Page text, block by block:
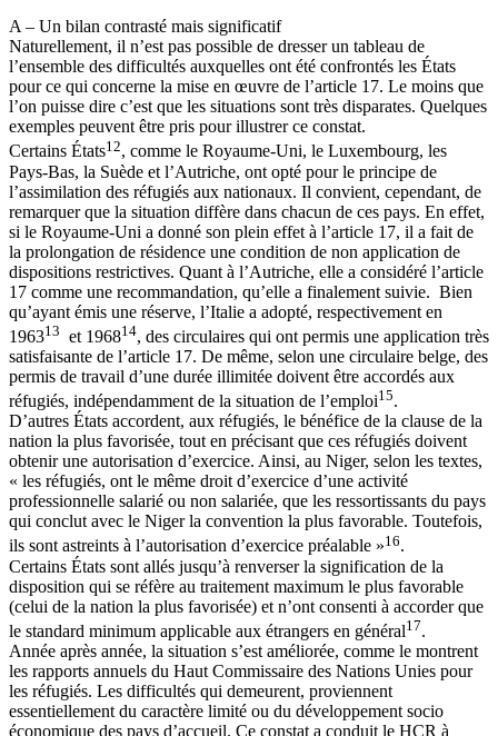
A – Un bilan contrasté mais significatif
Naturellement, il n’est pas possible de dresser un tableau de
l’ensemble des difficultés auxquelles ont été confrontés les États
pour ce qui concerne la mise en œuvre de l’article 17. Le moins que
l’on puisse dire c’est que les situations sont très disparates. Quelques
exemples peuvent être pris pour illustrer ce constat.
Certains États12, comme le Royaume-Uni, le Luxembourg, les
Pays-Bas, la Suède et l’Autriche, ont opté pour le principe de
l’assimilation des réfugiés aux nationaux. Il convient, cependant, de
remarquer que la situation diffère dans chacun de ces pays. En effet,
si le Royaume-Uni a donné son plein effet à l’article 17, il a fait de
la prolongation de résidence une condition de non application de
dispositions restrictives. Quant à l’Autriche, elle a considéré l’article
17 comme une recommandation, qu’elle a finalement suivie. Bien
qu’ayant émis une réserve, l’Italie a adopté, respectivement en
196313 et 196814, des circulaires qui ont permis une application très
satisfaisante de l’article 17. De même, selon une circulaire belge, des
permis de travail d’une durée illimitée doivent être accordés aux
réfugiés, indépendamment de la situation de l’emploi15.
D’autres États accordent, aux réfugiés, le bénéfice de la clause de la
nation la plus favorisée, tout en précisant que ces réfugiés doivent
obtenir une autorisation d’exercice. Ainsi, au Niger, selon les textes,
« les réfugiés, ont le même droit d’exercice d’une activité
professionnelle salarié ou non salariée, que les ressortissants du pays
qui conclut avec le Niger la convention la plus favorable. Toutefois,
ils sont astreints à l’autorisation d’exercice préalable »16.
Certains États sont allés jusqu’à renverser la signification de la
disposition qui se réfère au traitement maximum le plus favorable
(celui de la nation la plus favorisée) et n’ont consenti à accorder que
le standard minimum applicable aux étrangers en général17.
Année après année, la situation s’est améliorée, comme le montrent
les rapports annuels du Haut Commissaire des Nations Unies pour
les réfugiés. Les difficultés qui demeurent, proviennent
essentiellement du caractère limité ou du développement socio
économique des pays d’accueil. Ce constat a conduit le HCR à